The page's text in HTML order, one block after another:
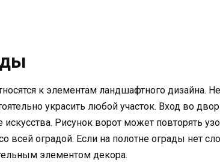
к элементам ландшафтного дизайна.
украсить любой участок. Вход во
Рисунок ворот может повторять
всей оградой. Если на полотне ограды нет
элементом декора.